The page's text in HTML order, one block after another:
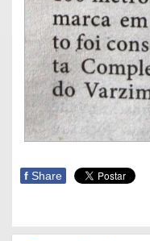
f Share